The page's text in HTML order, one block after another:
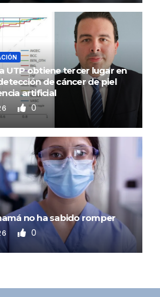
UTP obtiene tercer lugar en
de cáncer de piel
artificial
0
no ha sabido romper
0